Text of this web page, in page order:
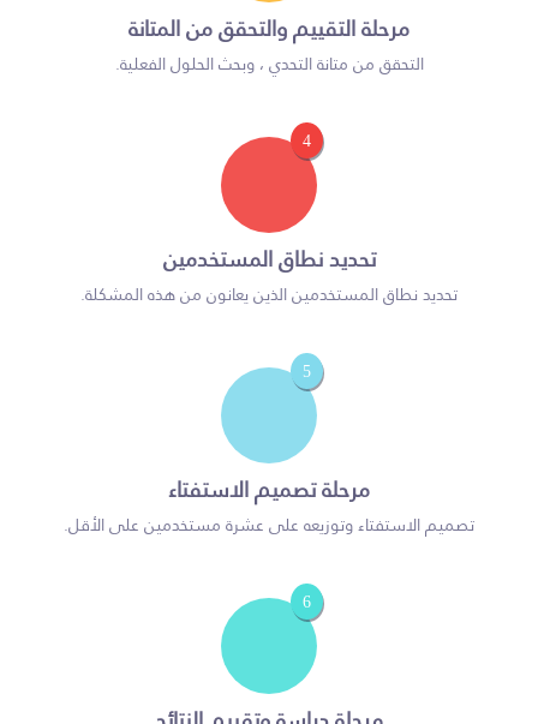
مرحلة التقييم والتحقق من المتانة
التحقق من متانة التحدي ، وبحث الحلول الفعلية.
4
تحديد نطاق المستخدمين
تحديد نطاق المستخدمين الذين يعانون من هذه المشكلة.
5
مرحلة تصميم الاستفتاء
تصميم الاستفتاء وتوزيعه على عشرة مستخدمين على الأقل.
6